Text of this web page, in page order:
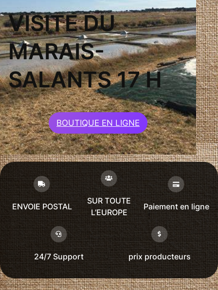
VISITE DU
MARAIS-
SALANTS 17 H
BOUTIQUE EN LIGNE
ENVOIE POSTAL
SUR TOUTE
L’EUROPE
Paiement en ligne
24/7 Support prix producteurs